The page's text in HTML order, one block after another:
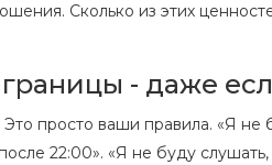
Сколько из этих
- даже
Это просто ваши правила. «Я
22:00». «Я не буду